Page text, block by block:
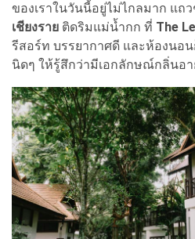
ของเราในวันนี้อยู่ไม่ไกลมาก แถว
เชียงราย ติดริมแม่น้ำกก ที่ The
รีสอร์ท บรรยากาศดี และห้องนอ
นิดๆ ให้รู้สึกว่ามีเอกลักษณ์กลิ่นอ